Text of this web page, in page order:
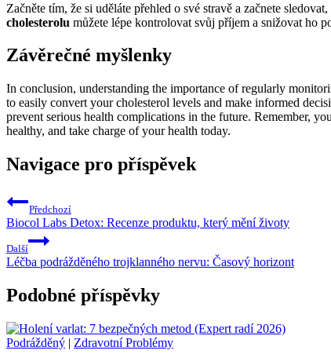
Začněte ⁢tím,⁣ že si uděláte přehled ⁢o své⁣ stravě ‍a ‍začnete
cholesterolu můžete lépe kontrolovat svůj příjem ⁣a snižovat⁢ ho
Závěrečné ⁣myšlenky
In conclusion, understanding the⁢ importance of regularly
to easily​ convert your cholesterol levels and make⁢ informed
prevent serious health complications ‌in the future. Remember,
healthy, and take charge ‍of your health today.
Navigace pro příspěvek
Předchozí
Biocol Labs Detox: Recenze produktu, který mění životy
Další
Léčba podrážděného trojklanného nervu: Časový horizont
Podobné příspěvky
Podrážděný | Zdravotní Problémy